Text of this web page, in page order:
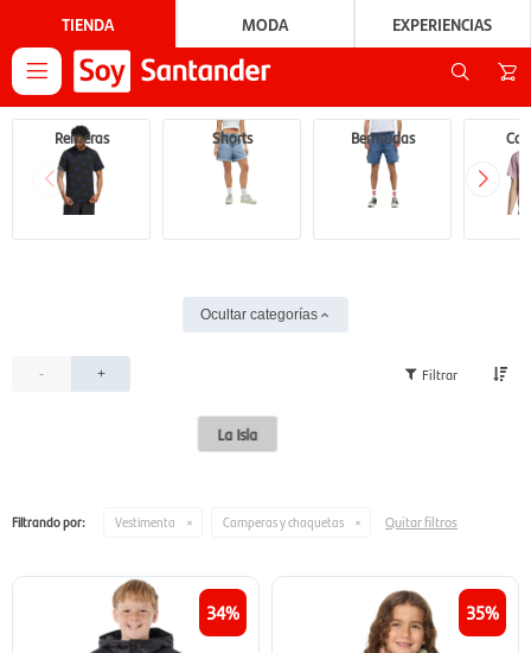
TIENDA MODA EXPERIENCIAS

Remeras Shorts Bermudas
Ocultar categorías
- +
La Isla
Filtrando por: Vestimenta Camperas y chaquetas Quitar filtros
34 35